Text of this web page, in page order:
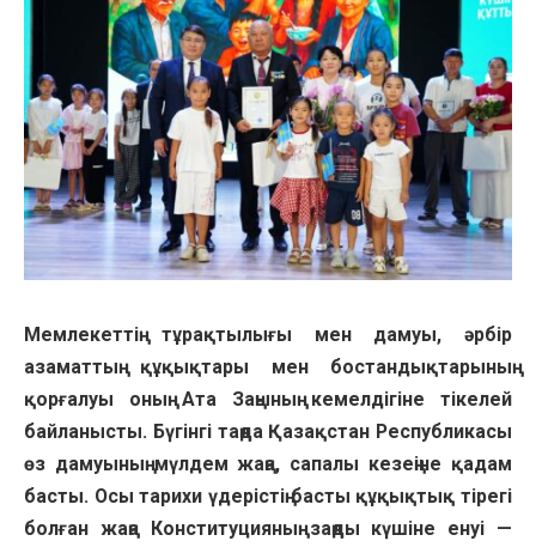
Мемлекеттің тұрақтылығы мен дамуы, әрбір
азаматтың құқықтары мен бостандықтарының
қорғалуы оның Ата Заңының кемелдігіне тікелей
байланысты. Бүгінгі таңда Қазақстан Республикасы
өз дамуының мүлдем жаңа, сапалы кезеңіне қадам
басты. Осы тарихи үдерістің басты құқықтық тірегі
болған жаңа Конституцияның заңды күшіне енуі —